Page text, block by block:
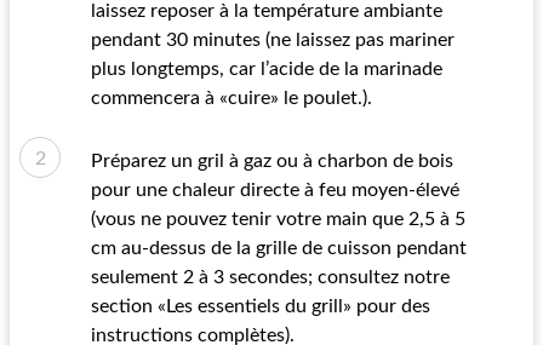
laissez reposer à la température ambiante
pendant 30 minutes (ne laissez pas mariner
plus longtemps, car l’acide de la marinade
commencera à «cuire» le poulet.).
Préparez un gril à gaz ou à charbon de bois
pour une chaleur directe à feu moyen-élevé
(vous ne pouvez tenir votre main que 2,5 à 5
cm au-dessus de la grille de cuisson pendant
seulement 2 à 3 secondes; consultez notre
section «Les essentiels du grill» pour des
instructions complètes).